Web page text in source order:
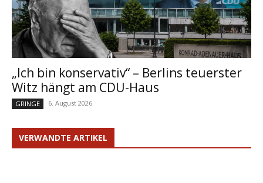
„Ich bin konservativ“ – Berlins teuerster
Witz hängt am CDU-Haus
GRINGE 6. August 2026
VERWANDTE ARTIKEL